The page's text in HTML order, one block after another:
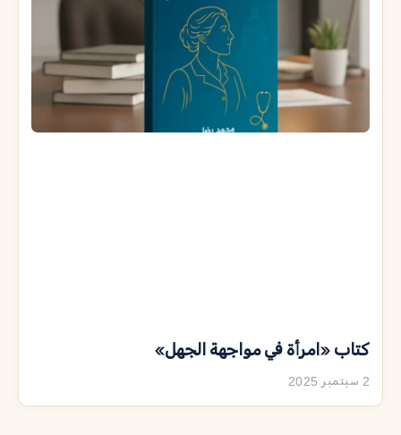
كتاب «امرأة في مواجهة الجهل»
2 سبتمبر 2025